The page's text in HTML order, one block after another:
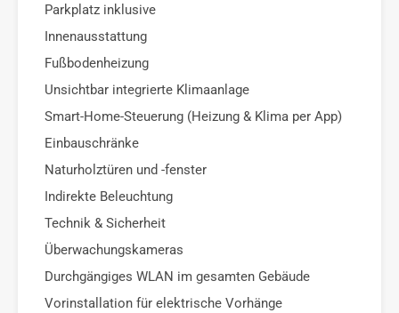
Parkplatz inklusive
Innenausstattung
Fußbodenheizung
Unsichtbar integrierte Klimaanlage
Smart-Home-Steuerung (Heizung & Klima per App)
Einbauschränke
Naturholztüren und -fenster
Indirekte Beleuchtung
Technik & Sicherheit
Überwachungskameras
Durchgängiges WLAN im gesamten Gebäude
Vorinstallation für elektrische Vorhänge